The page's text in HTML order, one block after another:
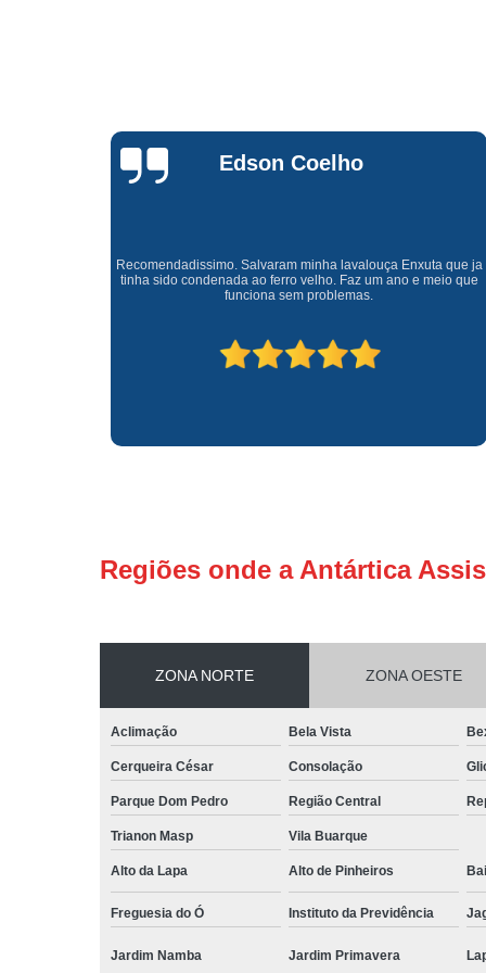
Waldirene
Monteiro
Uma empresa á 41 anos no mercado que sempre valoriza o
cliente ótimo atendimento com garantia de todos o serviços.
Regiões onde a Antártica
ZONA NORTE ZONA OESTE
Aclimação Bela Vista
Cerqueira César Consolação
Parque Dom Pedro Região Central
Trianon Masp Vila Buarque
Alto da Lapa Alto de Pinheiros
Freguesia do Ó Instituto da Previdência
Jardim Namba Jardim Primavera